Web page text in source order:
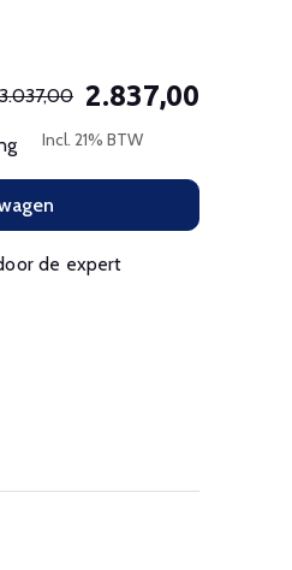
3.037,00 2.837,00
Incl. 21% BTW
de expert